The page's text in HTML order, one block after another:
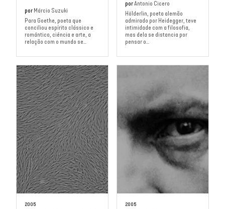
por Márcio Suzuki
Para Goethe, poeta que
conciliou espírito clássico e
romântico, ciência e arte, a
relação com o mundo se...
porAntonio Cicero
Hölderlin, poeta alemão
admirado por Heidegger, teve
intimidade com a filosofia,
mas dela se distancia por
pensar o...
2005 2005